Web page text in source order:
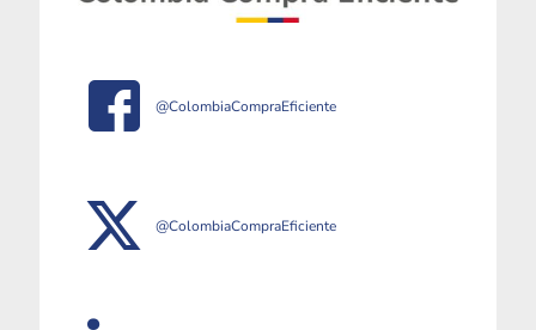
@ColombiaCompraEficiente
@ColombiaCompraEficiente